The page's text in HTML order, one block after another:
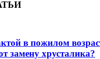
в пожилом
замену хрусталика?